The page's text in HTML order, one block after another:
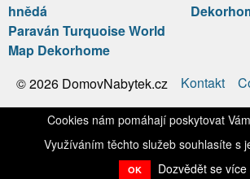
hnědá
Paraván Turquoise World
Map Dekorhome
© 2026 DomovNabytek.cz
Kontakt
Cookies nám pomáhají poskytovat
Využíváním těchto služeb souhlasíte s
OK Dozvědět se více